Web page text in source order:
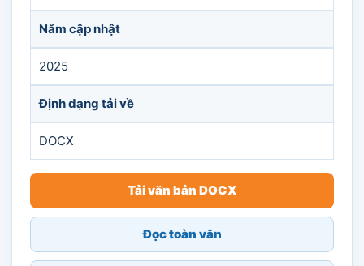
Năm cập nhật
2025
Định dạng tải về
DOCX
Tải văn bản DOCX
Đọc toàn văn